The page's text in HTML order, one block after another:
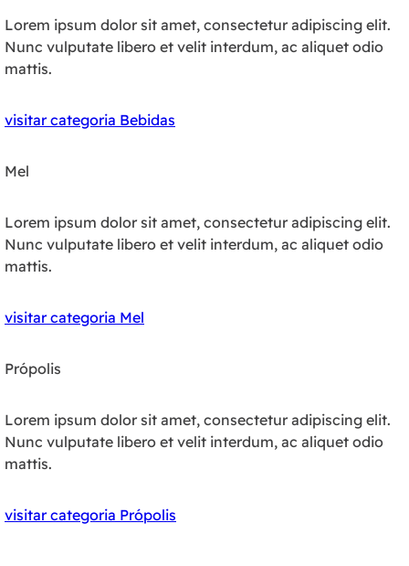
Lorem ipsum dolor sit amet, consectetur adipiscing elit.
Nunc vulputate libero et velit interdum, ac aliquet odio
mattis.
visitar categoria Bebidas
Mel
Lorem ipsum dolor sit amet, consectetur adipiscing elit.
Nunc vulputate libero et velit interdum, ac aliquet odio
mattis.
visitar categoria Mel
Própolis
Lorem ipsum dolor sit amet, consectetur adipiscing elit.
Nunc vulputate libero et velit interdum, ac aliquet odio
mattis.
visitar categoria Própolis